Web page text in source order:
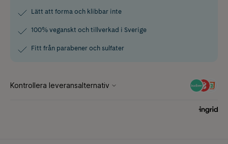
Lätt att forma och klibbar inte
100% veganskt och tillverkad i Sverige
Fitt från parabener och sulfater